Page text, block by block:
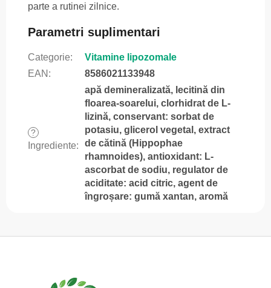
parte a rutinei zilnice.
Parametri suplimentari
Categorie:
Vitamine lipozomale
EAN : 8586021133948
?
Ingrediente:
apă demineralizată, lecitină din
floarea-soarelui, clorhidrat de L-
lizină, conservant: sorbat de
potasiu, glicerol vegetal, extract
de cătină (Hippophae
rhamnoides), antioxidant: L-
ascorbat de sodiu, regulator de
aciditate: acid citric, agent de
îngroșare: gumă xantan, aromă